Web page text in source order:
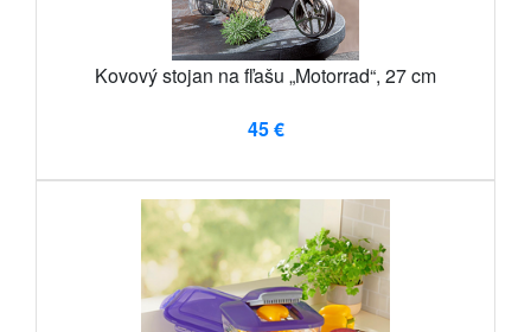
Kovový stojan na fľašu „Motorrad“, 27 cm
45 €